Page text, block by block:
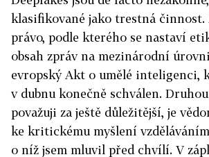
klasifikované jako trestná
právo, podle kterého se nastaví
obsah zpráv na mezinárodní
evropský Akt o umělé inteligenci,
v dubnu konečně schválen.
považuji za ještě důležitější, je
ke kritickému myšlení
o níž jsem mluvil před chvílí. V